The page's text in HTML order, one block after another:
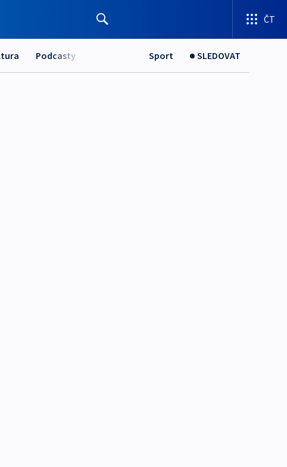
ČT
Podcasty Sport SLEDOVAT